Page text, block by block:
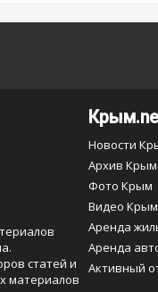
статей и
материалов
Новости
Архив
Фото Крым
Видео Крым
Аренда
Аренда
Активный